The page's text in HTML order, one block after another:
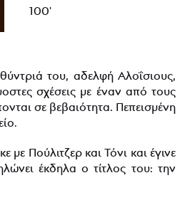
100'
του, αδελφή Αλοΐσιους,
σχέσεις με έναν από τους
σε βεβαιότητα. Πεπεισμένη
Πούλιτζερ και Τόνι και έγινε
έκδηλα ο τίτλος του: την